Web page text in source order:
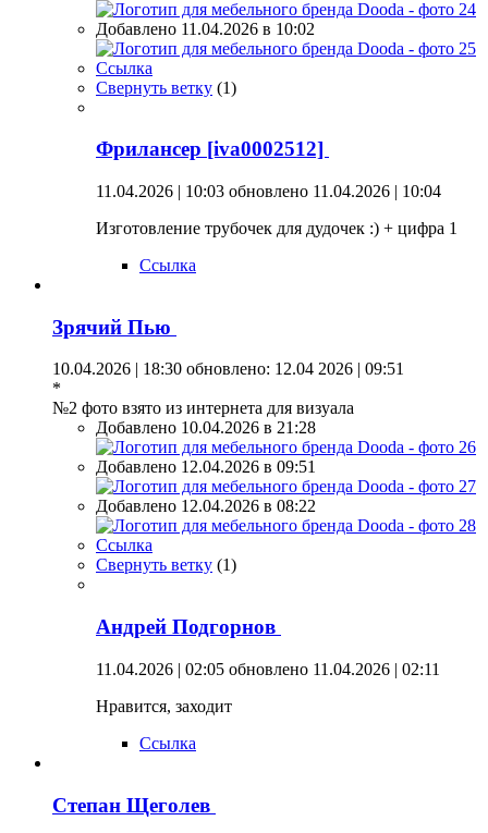
Добавлено 11.04.2026 в 10:02
Ссылка
Свернуть ветку (1)
Фрилансер [iva0002512]
11.04.2026 | 10:03 обновлено 11.04.2026 | 10:04
Изготовление трубочек для дудочек :) + цифра 1
Ссылка
Зрячий Пью
10.04.2026 | 18:30 обновлено: 12.04 2026 | 09:51
*
№2 фото взято из интернета для визуала
Добавлено 10.04.2026 в 21:28
Добавлено 12.04.2026 в 09:51
Добавлено 12.04.2026 в 08:22
Ссылка
Свернуть ветку (1)
Андрей Подгорнов
11.04.2026 | 02:05 обновлено 11.04.2026 | 02:11
Нравится, заходит
Ссылка
Степан Щеголев